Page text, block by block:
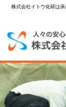
株式会社イトウ化研は